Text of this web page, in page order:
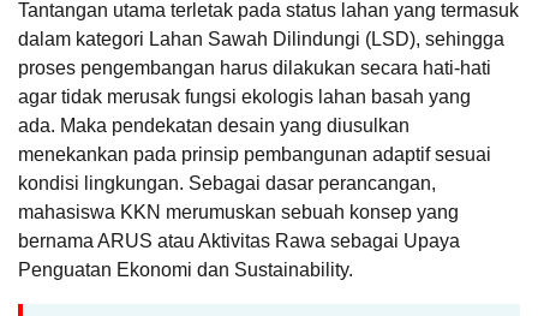
Tantangan utama terletak pada status lahan yang termasuk
dalam kategori Lahan Sawah Dilindungi (LSD), sehingga
proses pengembangan harus dilakukan secara hati-hati
agar tidak merusak fungsi ekologis lahan basah yang
ada. Maka pendekatan desain yang diusulkan
menekankan pada prinsip pembangunan adaptif sesuai
kondisi lingkungan. Sebagai dasar perancangan,
mahasiswa KKN merumuskan sebuah konsep yang
bernama ARUS atau Aktivitas Rawa sebagai Upaya
Penguatan Ekonomi dan Sustainability.